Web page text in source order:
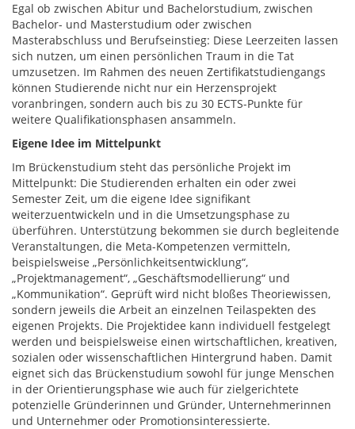
Egal ob zwischen Abitur und Bachelorstudium, zwischen
Bachelor- und Masterstudium oder zwischen
Masterabschluss und Berufseinstieg: Diese Leerzeiten lassen
sich nutzen, um einen persönlichen Traum in die Tat
umzusetzen. Im Rahmen des neuen Zertifikatstudiengangs
können Studierende nicht nur ein Herzensprojekt
voranbringen, sondern auch bis zu 30 ECTS-Punkte für
weitere Qualifikationsphasen ansammeln.
Eigene Idee im Mittelpunkt
Im Brückenstudium steht das persönliche Projekt im
Mittelpunkt: Die Studierenden erhalten ein oder zwei
Semester Zeit, um die eigene Idee signifikant
weiterzuentwickeln und in die Umsetzungsphase zu
überführen. Unterstützung bekommen sie durch begleitende
Veranstaltungen, die Meta-Kompetenzen vermitteln,
beispielsweise „Persönlichkeitsentwicklung“,
„Projektmanagement“, „Geschäftsmodellierung“ und
„Kommunikation“. Geprüft wird nicht bloßes Theoriewissen,
sondern jeweils die Arbeit an einzelnen Teilaspekten des
eigenen Projekts. Die Projektidee kann individuell festgelegt
werden und beispielsweise einen wirtschaftlichen, kreativen,
sozialen oder wissenschaftlichen Hintergrund haben. Damit
eignet sich das Brückenstudium sowohl für junge Menschen
in der Orientierungsphase wie auch für zielgerichtete
potenzielle Gründerinnen und Gründer, Unternehmerinnen
und Unternehmer oder Promotionsinteressierte.